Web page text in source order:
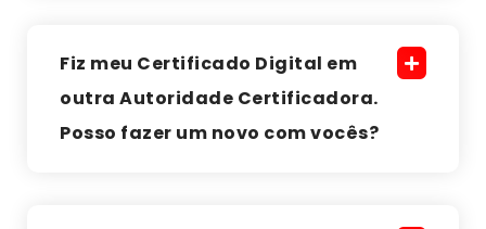
Fiz meu Certificado Digital em
outra Autoridade Certificadora.
Posso fazer um novo com vocês?